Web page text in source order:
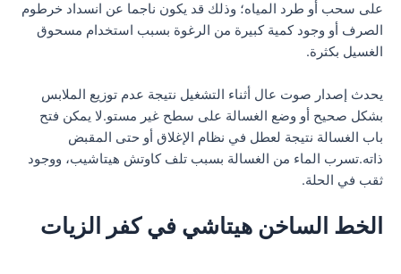
على سحب أو طرد المياه؛ وذلك قد يكون ناجما عن انسداد خرطوم
الصرف أو وجود كمية كبيرة من الرغوة بسبب استخدام مسحوق
الغسيل بكثرة.
يحدث إصدار صوت عال أثناء التشغيل نتيجة عدم توزيع الملابس
بشكل صحيح أو وضع الغسالة على سطح غير مستو.لا يمكن فتح
باب الغسالة نتيجة لعطل في نظام الإغلاق أو حتى المقبض
ذاته.تسرب الماء من الغسالة بسبب تلف كاوتش هيتاشيب، ووجود
ثقب في الحلة.
الخط الساخن هيتاشي في كفر الزيات